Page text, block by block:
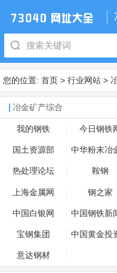
您的位置: 首页 > 行业网站 >
冶金矿产综合
我的钢铁 今日钢铁
国土资源部 中华粉末冶
热处理论坛 鞍钢
上海金属网 钢之家
中国白银网 中国钢铁新
宝钢集团 中国黄金投
意达钢材